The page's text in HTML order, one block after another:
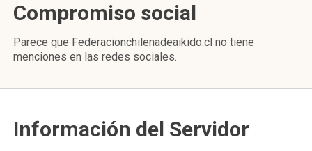
Compromiso social
Parece que Federacionchilenadeaikido.cl no tiene
menciones en las redes sociales.
Información del Servidor